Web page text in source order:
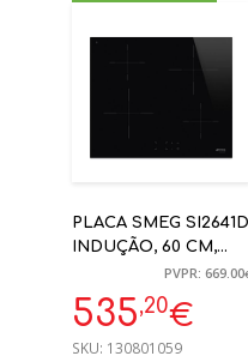
PLACA SMEG SI2641D
INDUÇÃO, 60 CM,
PRETA, BORDOS
RETOS
PVPR: 669.00
535,20€
SKU: 130801059